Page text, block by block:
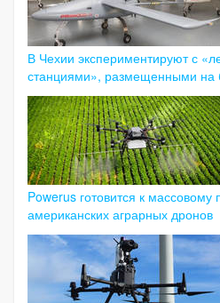
В Чехии экспериментируют с
станциями», размещенными на
Powerus готовится к массовому
американских аграрных дронов